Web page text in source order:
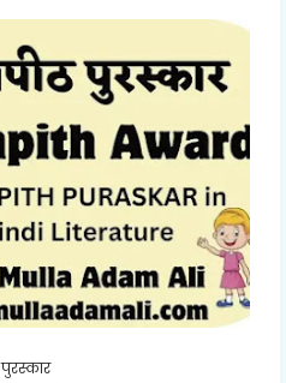
पुरस्कार